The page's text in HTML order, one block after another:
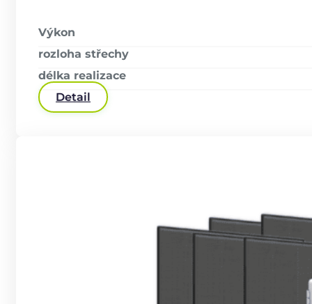
Výkon
rozloha střechy
délka realizace
Detail